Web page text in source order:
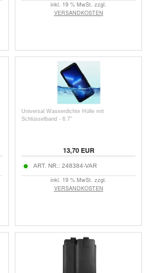
inkl. 19 % MwSt. zzgl.
VERSANDKOSTEN
Universal Wasserdichte Hülle mit
Schlüsselband - 6.7"
13,70EUR
ART. NR.: 248384-VAR
inkl. 19 % MwSt. zzgl.
VERSANDKOSTEN